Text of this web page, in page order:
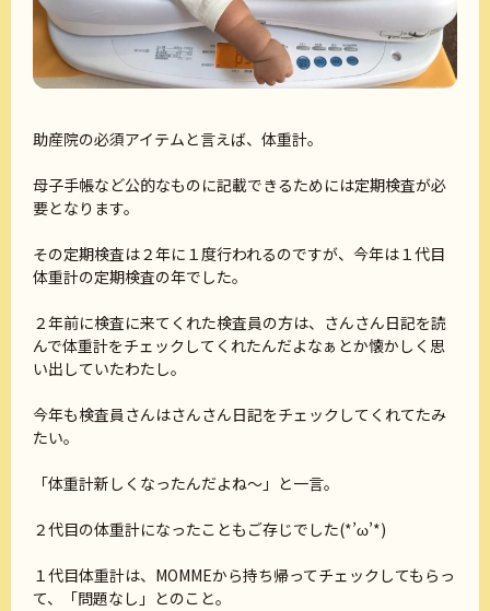
助産院の必須アイテムと言えば、体重計。
母子手帳など公的なものに記載できるためには定期検査が必
要となります。
その定期検査は２年に１度行われるのですが、今年は１代目
体重計の定期検査の年でした。
２年前に検査に来てくれた検査員の方は、さんさん日記を読
んで体重計をチェックしてくれたんだよなぁとか懐かしく思
い出していたわたし。
今年も検査員さんはさんさん日記をチェックしてくれてたみ
たい。
「体重計新しくなったんだよね～」と一言。
２代目の体重計になったこともご存じでした(*’ω’*)
１代目体重計は、MOMMEから持ち帰ってチェックしてもらっ
て、「問題なし」とのこと。